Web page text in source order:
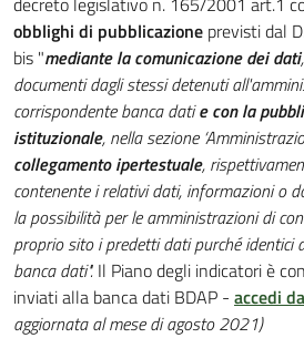
obblighi di pubblicazione previsti dal
bis "mediante la comunicazione dei dati
documenti dagli stessi detenuti
corrispondente banca datie con la
istituzionale, nella sezione
collegamento ipertestuale,
contenente i relativi dati, informazioni o
la possibilità per le amministrazioni di
proprio sito i predetti dati purché identici
banca dati". Il Piano degli indicatori è
inviati alla banca dati BDAP - accedi
aggiornata al mese di agosto 2021)